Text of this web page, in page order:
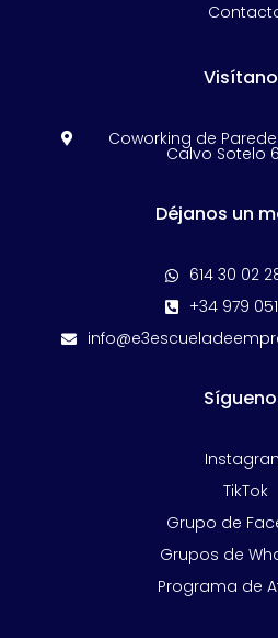
 Coworking de
Calvo Sotelo
Déjanos un
 614 30 02
 +34 979

TikTok
Grupo de
Grupos de
Programa de